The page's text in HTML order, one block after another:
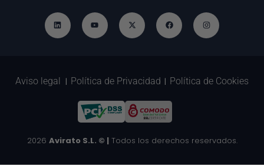
Aviso legal | Política de Privacidad | Política de Cookies
2026 Avirato S.L. © |Todos los derechos reservados.